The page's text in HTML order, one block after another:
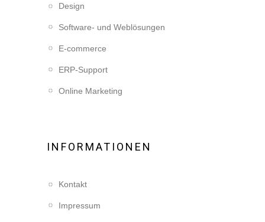
Design
Software- und Weblösungen
E-commerce
ERP-Support
Online Marketing
INFORMATIONEN
Kontakt
Impressum